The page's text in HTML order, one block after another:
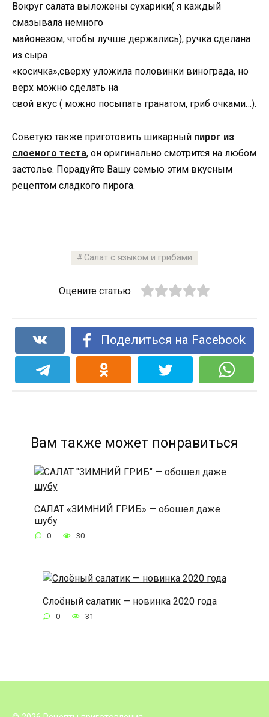
Вокруг салата выложены сухарики( я каждый
смазывала немного
майонезом, чтобы лучше держались), ручка сделана
из сыра
«косичка»,сверху уложила половинки винограда, но
верх можно сделать на
свой вкус ( можно посыпать гранатом, гриб очками…).
Советую также приготовить шикарный пирог из
слоеного теста, он оригинально смотрится на любом
застолье. Порадуйте Вашу семью этим вкусным
рецептом сладкого пирога.
Салат с языком и грибами
Оцените статью
Поделиться на Facebook
Вам также может понравиться
САЛАТ «ЗИМНИЙ ГРИБ» — обошел даже
шубу
0 30
Слоёный салатик — новинка 2020 года
0 31